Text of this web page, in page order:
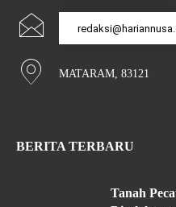
MATARAM, 83121
BERITA TERBARU
Tanah